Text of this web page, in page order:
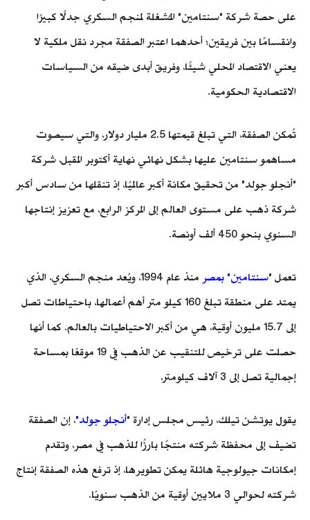
على حصة شركة "سنتامين" المُشغلة لمنجم السكري جدلًا كبيرًا
وانقسامًا بين فريقين؛ أحدهما اعتبر الصفقة مجرد نقل ملكية لا
يعني الاقتصاد المحلي شيئًا، وفريق أبدى ضيقه من السياسات
الاقتصادية الحكومية.
تُمكن الصفقة، التي تبلغ قيمتها 2.5 مليار دولار، والتي سيصوت
مساهمو سنتامين عليها بشكل نهائي نهاية أكتوبر المقبل، شركة
"أنجلو جولد" من تحقيق مكانة أكبر عالميًا، إذ تنقلها من سادس أكبر
شركة ذهب على مستوى العالم إلى المركز الرابع، مع تعزيز إنتاجها
السنوي بنحو 450 ألف أونصة.
تعمل "سنتامين" بمصر
منذ عام 1994، ويُعد منجم السكري، الذي
يمتد على منطقة تبلغ 160 كيلو متر أهم أعمالها، باحتياطات تصل
إلى 15.7 مليون أوقية، هي من أكبر الاحتياطيات بالعالم. كما أنها
حصلت على ترخيص للتنقيب عن الذهب في 19 موقعًا بمساحة
إجمالية تصل إلى 3 آلاف كيلومتر،
يقول يوتشن تيلك، رئيس مجلس إدارة "أنجلو جولد"، إن الصفقة
تضيف إلى محفظة شركته منتجًا بارزًا للذهب في مصر، وتقدم
إمكانات جيولوجية هائلة يمكن تطويرها، إذ ترفع هذه الصفقة إنتاج
شركته لحوالي 3 ملايين أوقية من الذهب سنويًا.